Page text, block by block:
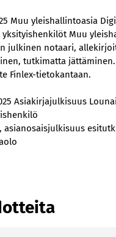
Muu yleishallintoasia
Muu
julkinen notaari,
tutkimatta jättäminen.
Finlex-tietokantaan.
Asiakirjajulkisuus
asianosaisjulkisuus